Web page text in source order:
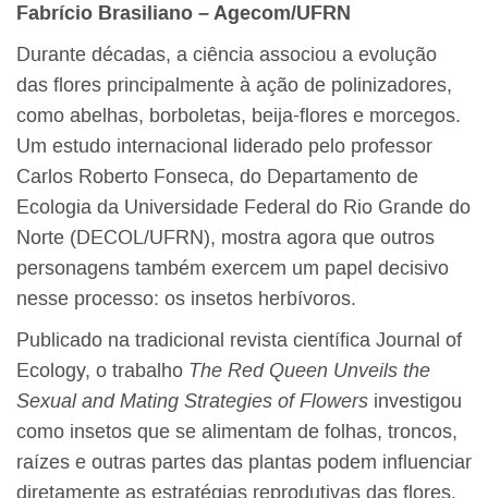
Fabrício Brasiliano – Agecom/UFRN
Durante décadas, a ciência associou a evolução
das flores principalmente à ação de polinizadores,
como abelhas, borboletas, beija-flores e morcegos.
Um estudo internacional liderado pelo professor
Carlos Roberto Fonseca, do Departamento de
Ecologia da Universidade Federal do Rio Grande do
Norte (DECOL/UFRN), mostra agora que outros
personagens também exercem um papel decisivo
nesse processo: os insetos herbívoros.
Publicado na tradicional revista científica Journal of
Ecology, o trabalho The Red Queen Unveils the
Sexual and Mating Strategies of Flowers investigou
como insetos que se alimentam de folhas, troncos,
raízes e outras partes das plantas podem influenciar
diretamente as estratégias reprodutivas das flores.